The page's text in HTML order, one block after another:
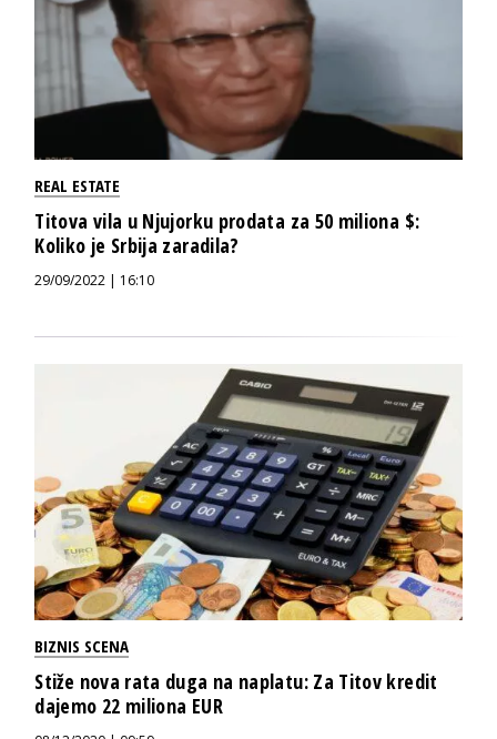
REAL ESTATE
Titova vila u Njujorku prodata za 50 miliona $:
Koliko je Srbija zaradila?
29/09/2022 | 16:10
BIZNIS SCENA
Stiže nova rata duga na naplatu: Za Titov kredit
dajemo 22 miliona EUR